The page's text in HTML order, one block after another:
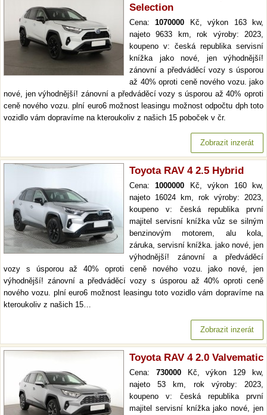
Selection
Cena:1070000 Kč, výkon 163 kw,
najeto 9633 km, rok výroby: 2023,
koupeno v: česká republika servisní
knížka jako nové, jen výhodnější!
zánovní a předváděcí vozy s úsporou
až 40% oproti ceně nového vozu. jako
nové, jen výhodnější! zánovní a předváděcí vozy s úsporou až 40% oproti
ceně nového vozu. plní euro6 možnost leasingu možnost odpočtu dph toto
vozidlo vám dopravíme na kteroukoliv z našich 15 poboček v čr.
Zobrazit inzerát
Toyota RAV 4 2.5 Hybrid
Cena:1000000 Kč, výkon 160 kw,
najeto 16024 km, rok výroby: 2023,
koupeno v: česká republika první
majitel servisní knížka vůz se silným
benzinovým motorem, alu kola,
záruka, servisní knížka. jako nové, jen
výhodnější! zánovní a předváděcí
vozy s úsporou až 40% oproti ceně nového vozu. jako nové, jen
výhodnější! zánovní a předváděcí vozy s úsporou až 40% oproti ceně
nového vozu. plní euro6 možnost leasingu toto vozidlo vám dopravíme na
kteroukoliv z našich 15…
Zobrazit inzerát
Toyota RAV 4 2.0 Valvematic
Cena: 730000Kč, výkon 129 kw,
najeto 53 km, rok výroby: 2023,
koupeno v: česká republika první
majitel servisní knížka jako nové, jen